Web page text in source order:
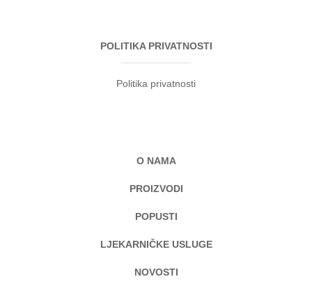
POLITIKA PRIVATNOSTI
Politika privatnosti
O NAMA
PROIZVODI
POPUSTI
LJEKARNIČKE USLUGE
NOVOSTI